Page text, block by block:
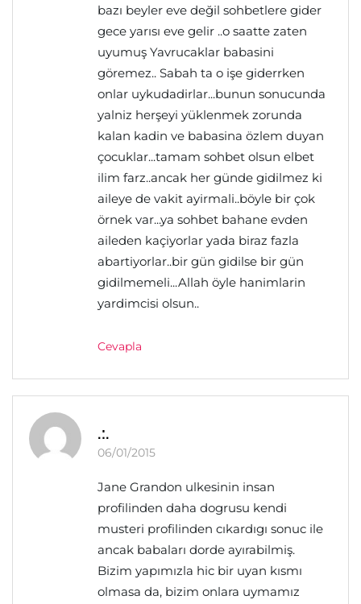
bazı beyler eve değil sohbetlere gider
gece yarısı eve gelir ..o saatte zaten
uyumuş Yavrucaklar babasini
göremez.. Sabah ta o işe giderrken
onlar uykudadirlar...bunun sonucunda
yalniz herşeyi yüklenmek zorunda
kalan kadin ve babasina özlem duyan
çocuklar...tamam sohbet olsun elbet
ilim farz..ancak her günde gidilmez ki
aileye de vakit ayirmali..böyle bir çok
örnek var...ya sohbet bahane evden
aileden kaçiyorlar yada biraz fazla
abartiyorlar..bir gün gidilse bir gün
gidilmemeli...Allah öyle hanimlarin
yardimcisi olsun..
Cevapla
.:.
06/01/2015
Jane Grandon ulkesinin insan
profilinden daha dogrusu kendi
musteri profilinden cıkardıgı sonuc ile
ancak babaları dorde ayırabilmiş.
Bizim yapımızla hic bir uyan kısmı
olmasa da, bizim onlara uymamız